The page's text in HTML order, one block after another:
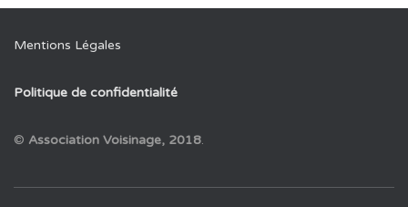
Mentions Légales
Politique de confidentialité
© Association Voisinage, 2018.